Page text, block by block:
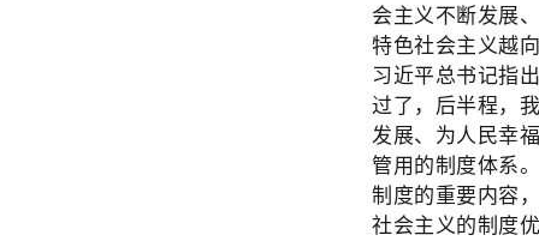
会主义不断发展
特色社会主义越
习近平总书记指
过了，后半程，
发展、为人民幸
管用的制度体系
制度的重要内容
社会主义的制度